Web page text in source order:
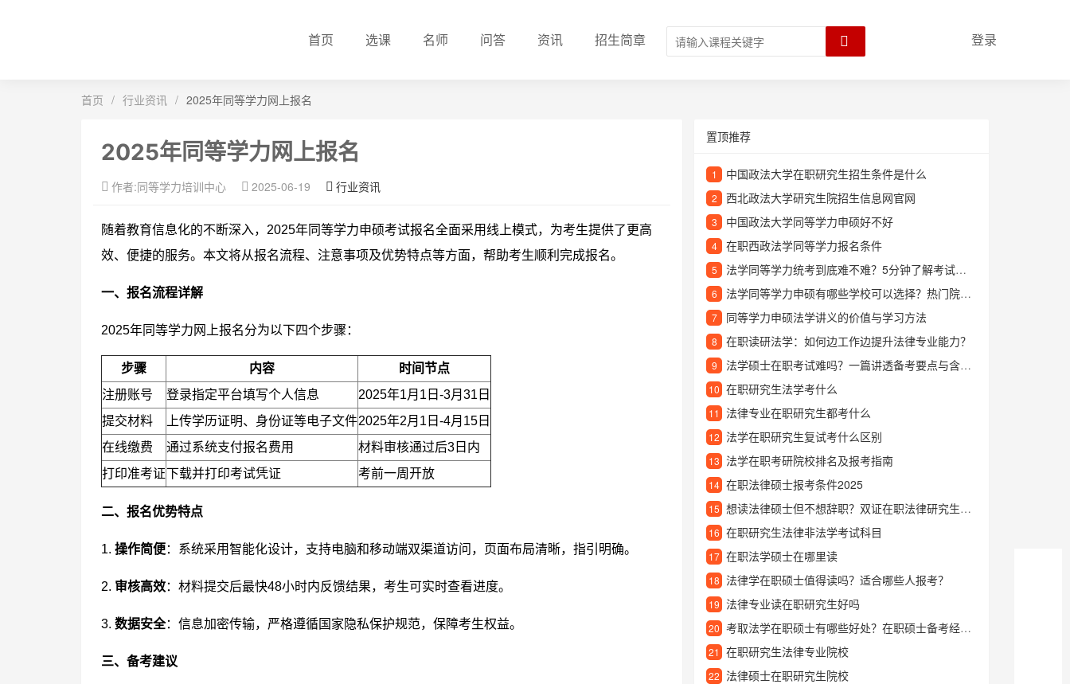
首页 选课 名师 问答 资讯 招生简章 登录
首页 / 行业资讯 / 2025年同等学力网上报名
2025年同等学力网上报名
作者:同等学力培训中心 2025-06-19 行业资讯
随着教育信息化的不断深入，2025年同等学力申硕考试报名全面采用线上模式，为考生提供了更高
效、便捷的服务。本文将从报名流程、注意事项及优势特点等方面，帮助考生顺利完成报名。
一、报名流程详解
2025年同等学力网上报名分为以下四个步骤：
步骤 内容
时间节点
注册账号
登录指定平台填写个人信息
2025年1月1日-3月31日
提交材料
上传学历证明、身份证等电子文件2025年2月1日-4月15日
在线缴费
通过系统支付报名费用
材料审核通过后3日内
打印准考证下载并打印考试凭证 考前一周开放
二、报名优势特点
1. 操作简便：系统采用智能化设计，支持电脑和移动端双渠道访问，页面布局清晰，指引明确。
2. 审核高效：材料提交后最快48小时内反馈结果，考生可实时查看进度。
3. 数据安全：信息加密传输，严格遵循国家隐私保护规范，保障考生权益。
三、备考建议
置顶推荐
1 中国政法大学在职研究生招生条件是什么
2 西北政法大学研究生院招生信息网官网
3 中国政法大学同等学力申硕好不好
4 在职西政法学同等学力报名条件
5 法学同等学力统考到底难不难？5分钟了解考试内容和备考技巧
6 法学同等学力申硕有哪些学校可以选择？热门院校推荐
7 同等学力申硕法学讲义的价值与学习方法
8 在职读研法学：如何边工作边提升法律专业能力？
9 法学硕士在职考试难吗？一篇讲透备考要点与含金量的干货指南
10 在职研究生法学考什么
11 法律专业在职研究生都考什么
12 法学在职研究生复试考什么区别
13 法学在职考研院校排名及报考指南
14 在职法律硕士报考条件2025
15 想读法律硕士但不想辞职？双证在职法律研究生项目或许适合你
16 在职研究生法律非法学考试科目
17 在职法学硕士在哪里读
18 法律学在职硕士值得读吗？适合哪些人报考？
19 法律专业读在职研究生好吗
20 考取法学在职硕士有哪些好处？在职硕士备考经验分享
21 在职研究生法律专业院校
22 法律硕士在职研究生院校